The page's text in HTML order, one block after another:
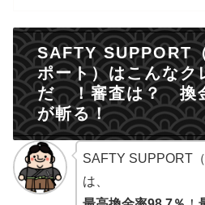
SAFTY SUPPORT
ポート）はこんなク
だ ！審査は？ 換
が斬る！
SAFTY SUPPORT
は、